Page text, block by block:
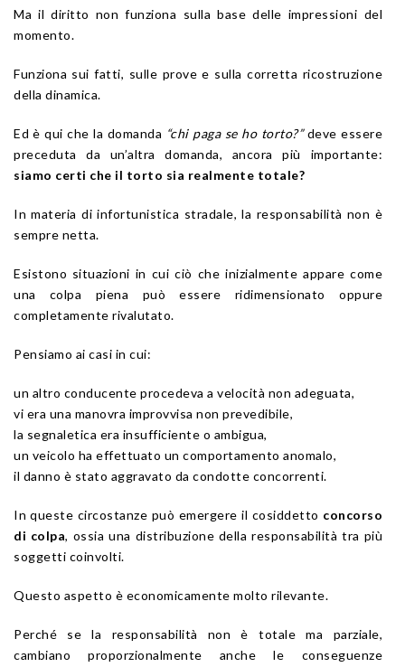
Ma il diritto non funziona sulla base delle impressioni del
momento.
Funziona sui fatti, sulle prove e sulla corretta ricostruzione
della dinamica.
Ed è qui che la domanda “chi paga se ho torto?”deve essere
preceduta da un’altra domanda, ancora più importante:
siamo certi che il torto sia realmente totale?
In materia di infortunistica stradale, la responsabilità non è
sempre netta.
Esistono situazioni in cui ciò che inizialmente appare come
una colpa piena può essere ridimensionato oppure
completamente rivalutato.
Pensiamo ai casi in cui:
un altro conducente procedeva a velocità non adeguata,
vi era una manovra improvvisa non prevedibile,
la segnaletica era insufficiente o ambigua,
un veicolo ha effettuato un comportamento anomalo,
il danno è stato aggravato da condotte concorrenti.
In queste circostanze può emergere il cosiddetto concorso
di colpa, ossia una distribuzione della responsabilità tra più
soggetti coinvolti.
Questo aspetto è economicamente molto rilevante.
Perché se la responsabilità non è totale ma parziale,
cambiano proporzionalmente anche le conseguenze